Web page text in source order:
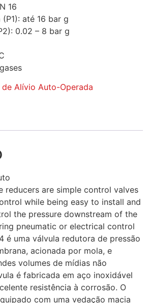
16
até 16 bar g
0.02 – 8 bar g
de Alívio Auto-Operada
reducers are simple control valves
while being easy to install and
the pressure downstream of the
pneumatic or electrical control
é uma válvula redutora de pressão
acionada por mola, e
volumes de mídias não
é fabricada em aço inoxidável
resistência à corrosão. O
com uma vedação macia